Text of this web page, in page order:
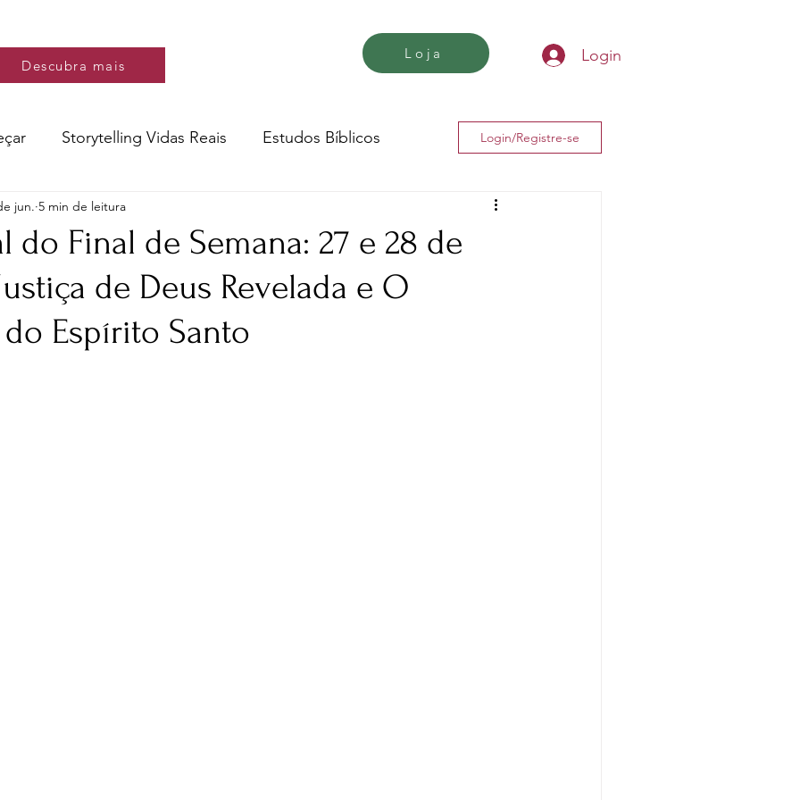
Descubra mais
Loja
Descubra mais
Login
Storytelling Vidas Reais Estudos Bíblicos
Música e video
Conte a Sua História Livro: Decidir
e Educação
Login/Registre-se
do Final de Semana: 27 e 28 de
de Deus Revelada e O
Espírito Santo
jun. 5 min de leitura
5 estrelas.